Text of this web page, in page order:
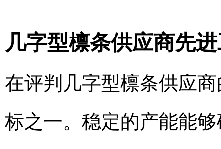
几字型檩条供应商先
在评判几字型檩条供应
标之一。稳定的产能能